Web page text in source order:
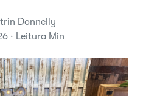
Donnelly
· Leitura Min